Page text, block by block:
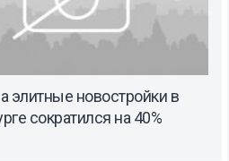
элитные новостройки в
сократился на 40%